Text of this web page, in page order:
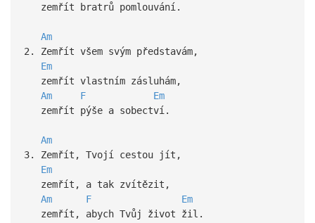
zemřít bratrů pomlouvání.
Am
2. Zemřít všem svým představám,
Em
zemřít vlastním zásluhám,
Am
F
Em
zemřít pýše a sobectví.
Am
3. Zemřít, Tvojí cestou jít,
Em
zemřít, a tak zvítězit,
Am
F
Em
zemřít, abych Tvůj život žil.